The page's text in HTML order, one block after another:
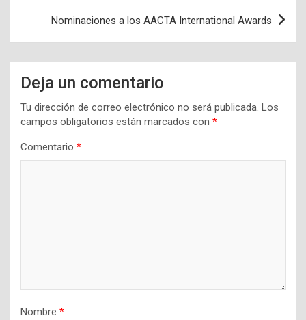
Nominaciones a los AACTA International Awards
Deja un comentario
Tu dirección de correo electrónico no será publicada. Los
campos obligatorios están marcados con *
Comentario *
Nombre *